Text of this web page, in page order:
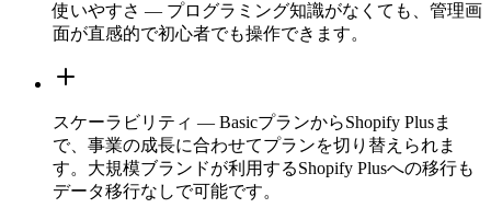
使いやすさ — プログラミング知識がなくても、管理画
面が直感的で初心者でも操作できます。
スケーラビリティ — BasicプランからShopify Plusま
で、事業の成長に合わせてプランを切り替えられま
す。大規模ブランドが利用するShopify Plusへの移行も
データ移行なしで可能です。